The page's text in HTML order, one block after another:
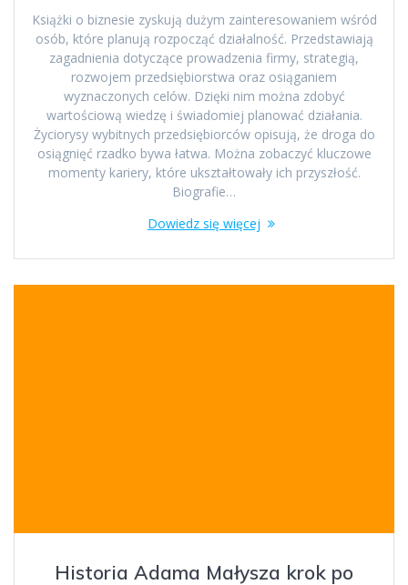
Książki o biznesie zyskują dużym zainteresowaniem wśród
osób, które planują rozpocząć działalność. Przedstawiają
zagadnienia dotyczące prowadzenia firmy, strategią,
rozwojem przedsiębiorstwa oraz osiąganiem
wyznaczonych celów. Dzięki nim można zdobyć
wartościową wiedzę i świadomiej planować działania.
Życiorysy wybitnych przedsiębiorców opisują, że droga do
osiągnięć rzadko bywa łatwa. Można zobaczyć kluczowe
momenty kariery, które ukształtowały ich przyszłość.
Biografie…
Dowiedz się więcej
Historia Adama Małysza krok po